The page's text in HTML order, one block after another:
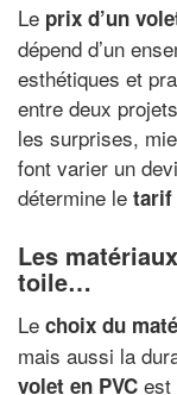
Le prix d’un
dépend d’un
esthétiques et
entre deux
les surprises,
font varier un
détermine le tarif
Les
toile…
Le choix du
mais aussi la
volet en PVC est